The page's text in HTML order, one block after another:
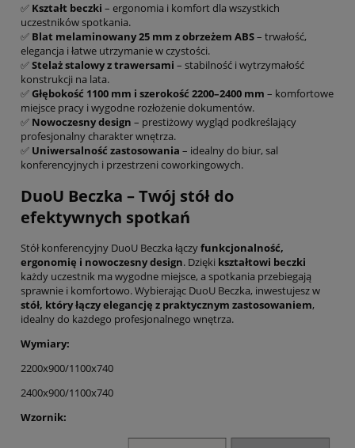
✅ Kształt beczki – ergonomia i komfort dla wszystkich
uczestników spotkania.
✅ Blat melaminowany 25 mm z obrzeżem ABS– trwałość,
elegancja i łatwe utrzymanie w czystości.
✅Stelaż stalowy z trawersami – stabilność i wytrzymałość
konstrukcji na lata.
✅Głębokość 1100 mm i szerokość 2200–2400 mm – komfortowe
miejsce pracy i wygodne rozłożenie dokumentów.
✅ Nowoczesny design – prestiżowy wygląd podkreślający
profesjonalny charakter wnętrza.
✅ Uniwersalność zastosowania – idealny do biur, sal
konferencyjnych i przestrzeni coworkingowych.
DuoU Beczka – Twój stół do
efektywnych spotkań
Stół konferencyjny DuoU Beczka łączyfunkcjonalność,
ergonomię i nowoczesny design. Dzięki kształtowi beczki
każdy uczestnik ma wygodne miejsce, a spotkania przebiegają
sprawnie i komfortowo. Wybierając DuoU Beczka, inwestujesz w
stół, który łączy elegancję z praktycznym zastosowaniem,
idealny do każdego profesjonalnego wnętrza.
Wymiary:
2200x900/1100x740
2400x900/1100x740
Wzornik: